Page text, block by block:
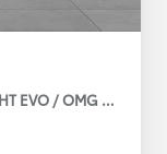
EVO / OMG LEV!